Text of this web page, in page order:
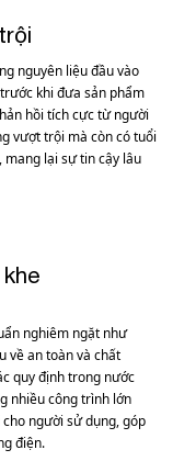
nguyên liệu đầu vào
khi đưa sản phẩm
hồi tích cực từ người
vượt trội mà còn có tuổi
mang lại sự tin cậy lâu
nghiêm ngặt như
về an toàn và chất
quy định trong nước
nhiều công trình lớn
người sử dụng, góp
điện.